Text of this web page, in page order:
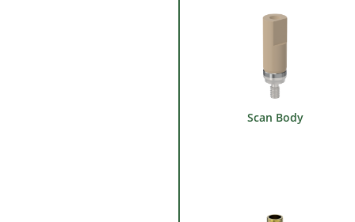
Scan Body